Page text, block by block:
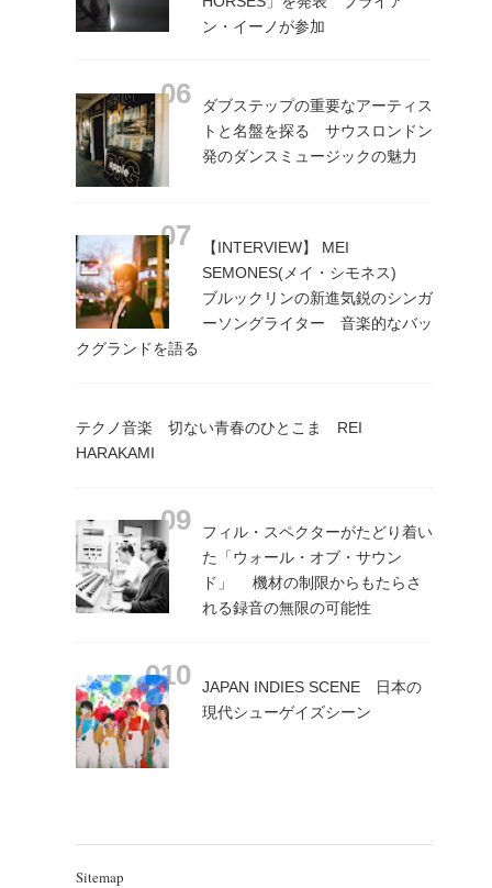
ン・イーノが参加
ダブステップの重要なアーティス
トと名盤を探る サウスロンドン
発のダンスミュージックの魅力
【INTERVIEW】 MEI
SEMONES(メイ・シモネス)
ブルックリンの新進気鋭のシンガ
ーソングライター 音楽的なバッ
クグランドを語る
テクノ音楽 切ない青春のひとこま REI
HARAKAMI
フィル・スペクターがたどり着い
た「ウォール・オブ・サウン
ド」 機材の制限からもたらさ
れる録音の無限の可能性
JAPAN INDIES SCENE 日本の
現代シューゲイズシーン
Sitemap